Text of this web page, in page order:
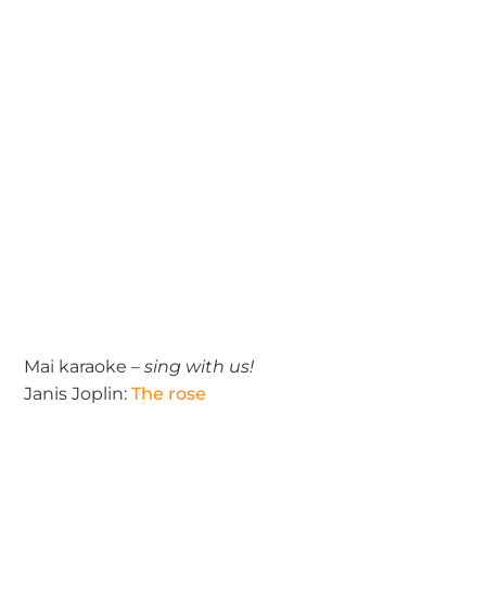
Mai karaoke –sing with us!
Janis Joplin:The rose